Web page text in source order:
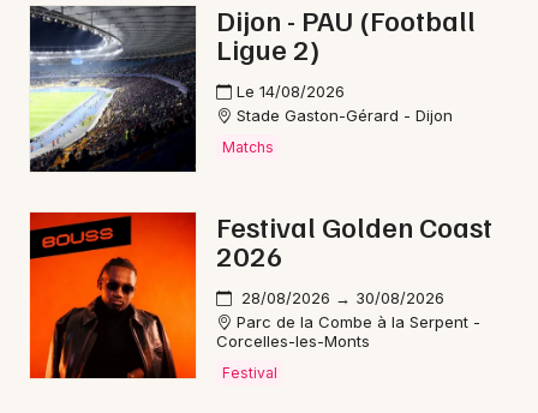
Actus à Montbard
Magazine à Montbard
Choisir mes départements
Dijon - PAU (Football
Ligue 2)
Le 14/08/2026
Stade Gaston-Gérard - Dijon
Matchs
Festival Golden Coast
2026
28/08/2026 → 30/08/2026
Parc de la Combe à la Serpent -
Corcelles-les-Monts
Festival